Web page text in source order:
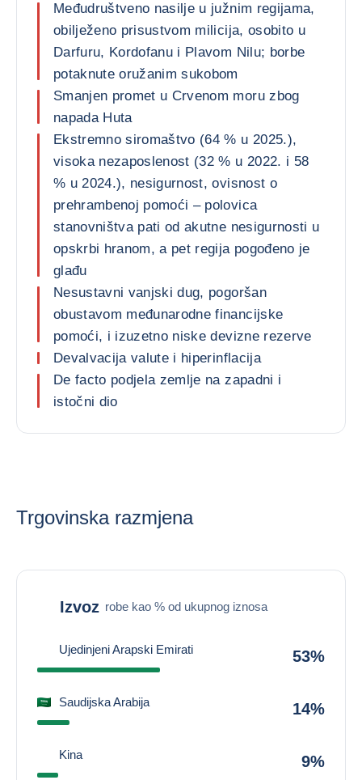
Međudruštveno nasilje u južnim regijama,
obilježeno prisustvom milicija, osobito u
Darfuru, Kordofanu i Plavom Nilu; borbe
potaknute oružanim sukobom
Smanjen promet u Crvenom moru zbog
napada Huta
Ekstremno siromaštvo (64 % u 2025.),
visoka nezaposlenost (32 % u 2022. i 58
% u 2024.), nesigurnost, ovisnost o
prehrambenoj pomoći – polovica
stanovništva pati od akutne nesigurnosti u
opskrbi hranom, a pet regija pogođeno je
glađu
Nesustavni vanjski dug, pogoršan
obustavom međunarodne financijske
pomoći, i izuzetno niske devizne rezerve
Devalvacija valute i hiperinflacija
De facto podjela zemlje na zapadni i
istočni dio
Trgovinska razmjena
Izvoz robe kao % od ukupnog iznosa
Ujedinjeni Arapski Emirati 53%
Saudijska Arabija 14%
Kina 9%